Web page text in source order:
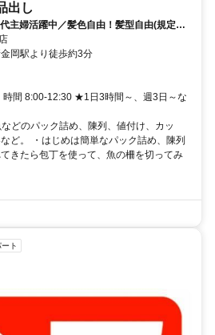
出し
主婦活躍中／髪色自由！髪型自由(規定
♪
岡駅より徒歩約3分
時間 8:00-12:30 ★1日3時間～、週3日～な
どのパック詰め、陳列、値付け、カッ
ど。 ・はじめは簡単なパック詰め、陳列
きたら包丁を使って、魚の柵を切ってみ
ト